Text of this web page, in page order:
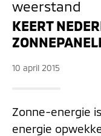
weerstand
KEERT
10 april 2015
Zonne-energie
energie